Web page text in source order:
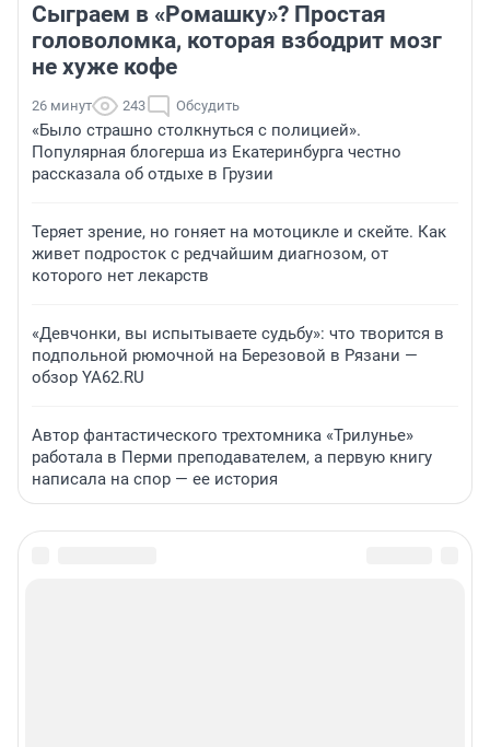
Сыграем в «Ромашку»? Простая
головоломка, которая взбодрит мозг
не хуже кофе
26 минут 243 Обсудить
«Было страшно столкнуться с полицией».
Популярная блогерша из Екатеринбурга честно
рассказала об отдыхе в Грузии
Теряет зрение, но гоняет на мотоцикле и скейте. Как
живет подросток с редчайшим диагнозом, от
которого нет лекарств
«Девчонки, вы испытываете судьбу»: что творится в
подпольной рюмочной на Березовой в Рязани —
обзор YA62.RU
Автор фантастического трехтомника «Трилунье»
работала в Перми преподавателем, а первую книгу
написала на спор — ее история